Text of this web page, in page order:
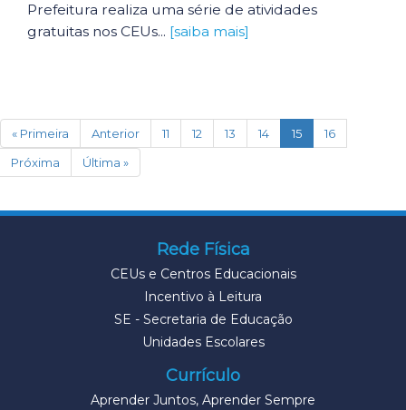
Prefeitura realiza uma série de atividades
gratuitas nos CEUs... [saiba mais]
« Primeira Anterior 11 12 13 14 15(current)
16
Próxima
Última »
Rede Física
CEUs e Centros Educacionais
Incentivo à Leitura
SE - Secretaria de Educação
Unidades Escolares
Currículo
Aprender Juntos, Aprender Sempre